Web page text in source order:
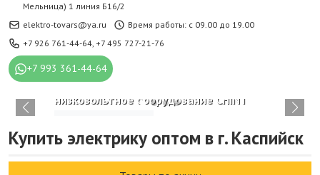
Мельница) 1 линия Б16/2
elektro-tovars@ya.ru
Время работы: с 09.00 до 19.00
+7 926 761-44-64, +7 495 727-21-76
+7 993 361-44-64
Новое поступление в каталоге:
низковольтное оборудование CHINT
Купить электрику оптом в г. Каспийск